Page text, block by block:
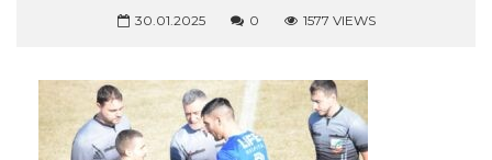
30.01.2025 0 1577 VIEWS